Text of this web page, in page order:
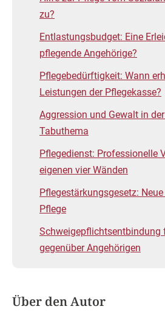
zu?
Entlastungsbudget: Eine
pflegende Angehörige?
Pflegebedürftigkeit: Wann
Leistungen der Pflegekasse?
Aggression und Gewalt in
Tabuthema
Pflegedienst: Professionelle
eigenen vier Wänden
Pflegestärkungsgesetz:
Pflege
Schweigepflichtsentbindung
gegenüber Angehörigen
Über den Autor